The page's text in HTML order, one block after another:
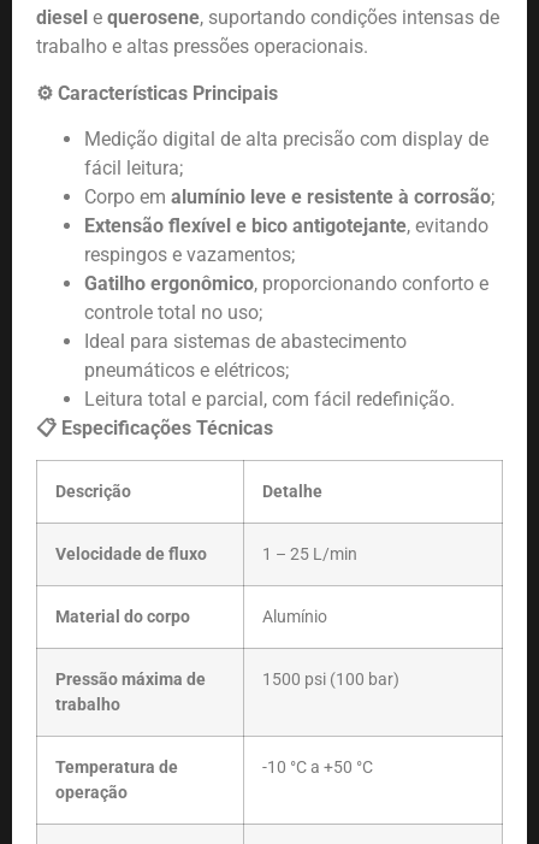
diesel e querosene, suportando condições intensas de
trabalho e altas pressões operacionais.
⚙️ Características Principais
Medição digital de alta precisão com display de
fácil leitura;
Corpo em alumínio leve e resistente à corrosão;
Extensão flexível e bico antigotejante, evitando
respingos e vazamentos;
Gatilho ergonômico, proporcionando conforto e
controle total no uso;
Ideal para sistemas de abastecimento
pneumáticos e elétricos;
Leitura total e parcial, com fácil redefinição.
📋 Especificações Técnicas
Descrição Detalhe
Velocidade de fluxo 1 – 25 L/min
Material do corpo Alumínio
Pressão máxima de
trabalho
1500 psi (100 bar)
Temperatura de
operação
-10 °C a +50 °C